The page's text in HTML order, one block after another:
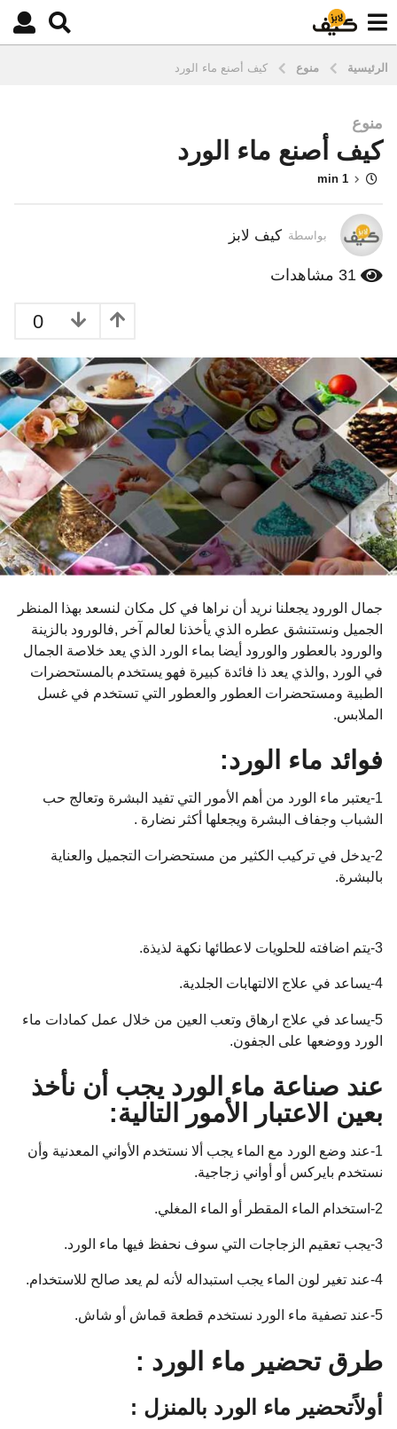
الرئيسية منوع كيف أصنع ماء الورد
1
0
ا
ت
م
س
ن
و
ا
ت
م
ن
ذ
منوع
كيف أصنع ماء الورد
1 min
بواسطة كيف لابز
31 مشاهدات
0
جمال الورود يجعلنا نريد أن نراها في كل مكان لنسعد بهذا المنظر
الجميل ونستنشق عطره الذي يأخذنا لعالم آخر ,فالورود بالزينة
والورود بالعطور والورود أيضا بماء الورد الذي يعد خلاصة الجمال
في الورد ,والذي يعد ذا فائدة كبيرة فهو يستخدم بالمستحضرات
الطبية ومستحضرات العطور والعطور التي تستخدم في غسل
الملابس.
فوائد ماء الورد:
1-يعتبر ماء الورد من أهم الأمور التي تفيد البشرة وتعالج حب
الشباب وجفاف البشرة ويجعلها أكثر نضارة .
2-يدخل في تركيب الكثير من مستحضرات التجميل والعناية
بالبشرة.
3-يتم اضافته للحلويات لاعطائها نكهة لذيذة.
4-يساعد في علاج الالتهابات الجلدية.
5-يساعد في علاج ارهاق وتعب العين من خلال عمل كمادات ماء
الورد ووضعها على الجفون.
عند صناعة ماء الورد يجب أن نأخذ
بعين الاعتبار الأمور التالية:
1-عند وضع الورد مع الماء يجب ألا نستخدم الأواني المعدنية وأن
نستخدم بايركس أو أواني زجاجية.
2-استخدام الماء المقطر أو الماء المغلي.
3-يجب تعقيم الزجاجات التي سوف نحفظ فيها ماء الورد.
4-عند تغير لون الماء يجب استبداله لأنه لم يعد صالح للاستخدام.
5-عند تصفية ماء الورد نستخدم قطعة قماش أو شاش.
طرق تحضير ماء الورد :
أولاًتحضير ماء الورد بالمنزل :